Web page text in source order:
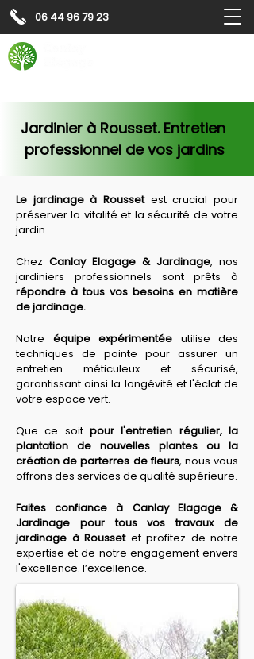
06 44 96 79 23
Jardinier à Rousset. Entretien
professionnel de vos jardins
Le jardinage à Rousset est crucial pour
préserver la vitalité et la sécurité de votre
jardin.
Chez Canlay Elagage & Jardinage, nos
répondre à tous vos besoins en matière
de jardinage.
Notre équipe expérimentée utilise des
techniques de pointe pour assurer un
entretien méticuleux et sécurisé,
garantissant ainsi la longévité et l'éclat de
votre espace vert.
Que ce soit pour l'entretien régulier, la
plantation de nouvelles plantes ou la
création de parterres de fleurs, nous vous
offrons des services de qualité supérieure.
Faites confiance à Canlay Elagage &
Jardinage pour tous vos travaux de
jardinage à Rousset et profitez de notre
expertise et de notre engagement envers
l'excellence. l’excellence.